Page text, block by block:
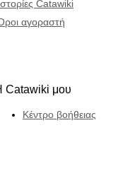
Catawiki
αγοραστή
Catawiki μου
Κέντρο βοήθειας